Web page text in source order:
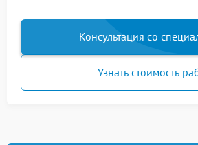
Консультация со
Узнать стоимость